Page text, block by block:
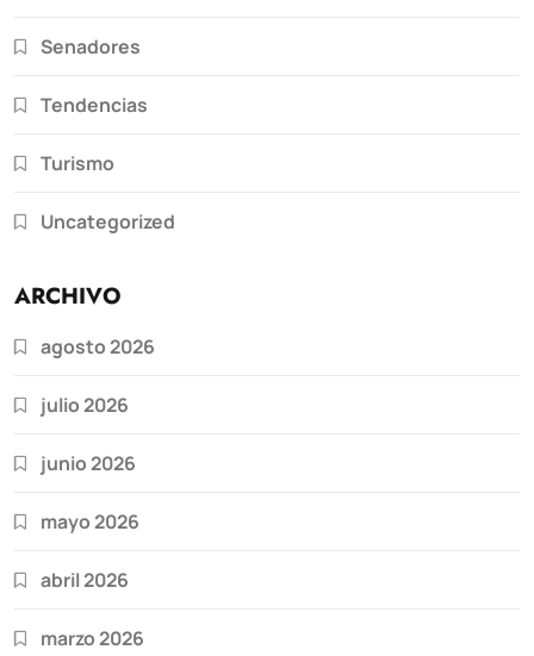
Senadores
Tendencias
Turismo
Uncategorized
ARCHIVO
agosto 2026
julio 2026
junio 2026
mayo 2026
abril 2026
marzo 2026